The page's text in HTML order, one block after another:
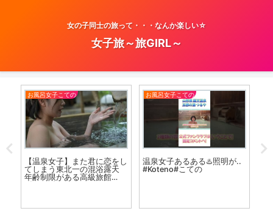
女の子同士の旅って・・・なんか楽しい☆
女子旅～旅GIRL～
お風呂女子こての
【温泉女子】また君に恋をし
てしまう東北一の混浴露天
年齢制限がある高級旅館
お風呂女子こての
温泉女子あるある♨️照明が..
#Koteno#こての